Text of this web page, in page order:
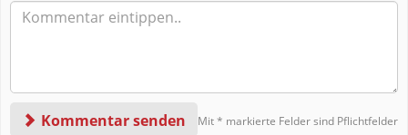
Kommentar senden Mit * markierte Felder sind Pflichtfelder